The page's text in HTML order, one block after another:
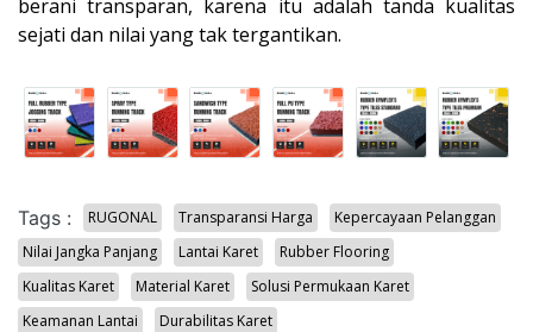
berani transparan, karena itu adalah tanda kualitas
sejati dan nilai yang tak tergantikan.
Tags : RUGONAL Transparansi Harga
Kepercayaan Pelanggan
Nilai Jangka Panjang
Lantai Karet
Rubber Flooring
Kualitas Karet
Material Karet
Solusi Permukaan Karet
Keamanan Lantai
Durabilitas Karet